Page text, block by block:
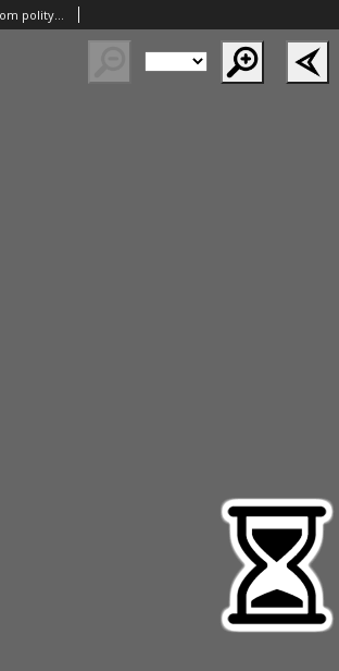
Nowy Kurjer: dziennik poświęcony sprawom politycznym i społecznym 1937.12.21 R.48 Nr292